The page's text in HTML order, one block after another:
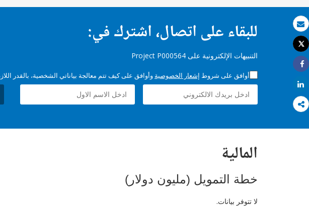
بريد الكتروني
طباعة
Tweet
Share
Share
للبقاء على اتصال، اشترك في:
التنبيهات الإلكترونية على Project P000564
أوافق على شروط إشعار الخصوصية وأوافق على كيف تتم معالجة بياناتي الشخصية، بالقدر
المالية
خطة التمويل (مليون دولار)
لا تتوفر بيانات.